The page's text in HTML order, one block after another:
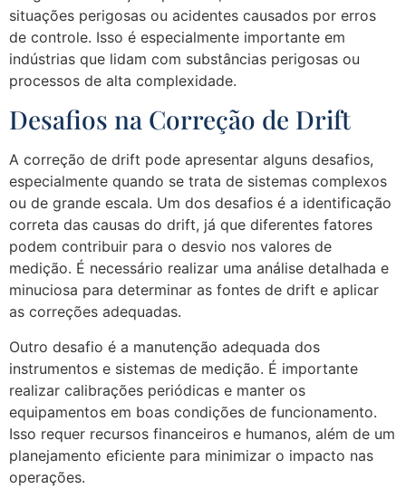
situações perigosas ou acidentes causados por erros
de controle. Isso é especialmente importante em
indústrias que lidam com substâncias perigosas ou
processos de alta complexidade.
Desafios na Correção de Drift
A correção de drift pode apresentar alguns desafios,
especialmente quando se trata de sistemas complexos
ou de grande escala. Um dos desafios é a identificação
correta das causas do drift, já que diferentes fatores
podem contribuir para o desvio nos valores de
medição. É necessário realizar uma análise detalhada e
minuciosa para determinar as fontes de drift e aplicar
as correções adequadas.
Outro desafio é a manutenção adequada dos
instrumentos e sistemas de medição. É importante
realizar calibrações periódicas e manter os
equipamentos em boas condições de funcionamento.
Isso requer recursos financeiros e humanos, além de um
planejamento eficiente para minimizar o impacto nas
operações.